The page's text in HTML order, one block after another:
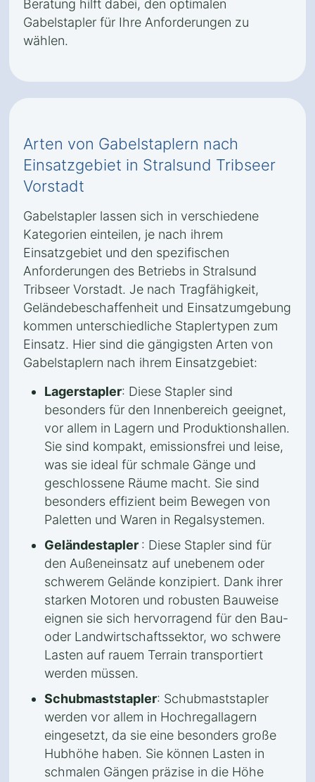
Beratung hilft dabei, den optimalen
Gabelstapler für Ihre Anforderungen zu
wählen.
Arten von Gabelstaplern nach
Einsatzgebiet in Stralsund Tribseer
Vorstadt
Gabelstapler lassen sich in verschiedene
Kategorien einteilen, je nach ihrem
Einsatzgebiet und den spezifischen
Anforderungen des Betriebs in Stralsund
Tribseer Vorstadt. Je nach Tragfähigkeit,
Geländebeschaffenheit und Einsatzumgebung
kommen unterschiedliche Staplertypen zum
Einsatz. Hier sind die gängigsten Arten von
Gabelstaplern nach ihrem Einsatzgebiet:
Lagerstapler: Diese Stapler sind
besonders für den Innenbereich geeignet,
vor allem in Lagern und Produktionshallen.
Sie sind kompakt, emissionsfrei und leise,
was sie ideal für schmale Gänge und
geschlossene Räume macht. Sie sind
besonders effizient beim Bewegen von
Paletten und Waren in Regalsystemen.
Geländestapler : Diese Stapler sind für
den Außeneinsatz auf unebenem oder
schwerem Gelände konzipiert. Dank ihrer
starken Motoren und robusten Bauweise
eignen sie sich hervorragend für den Bau-
oder Landwirtschaftssektor, wo schwere
Lasten auf rauem Terrain transportiert
werden müssen.
Schubmaststapler: Schubmaststapler
werden vor allem in Hochregallagern
eingesetzt, da sie eine besonders große
Hubhöhe haben. Sie können Lasten in
schmalen Gängen präzise in die Höhe